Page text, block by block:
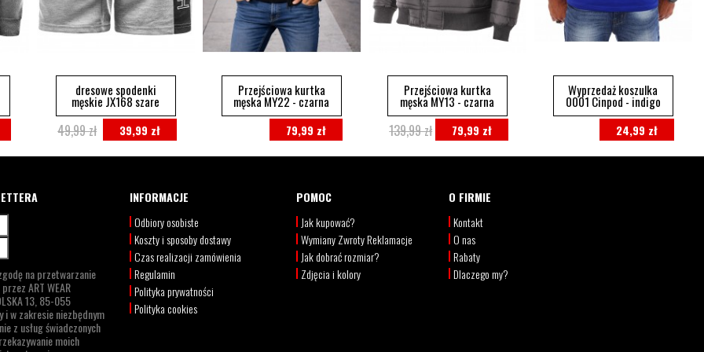
dresowe spodenki
męskie JX168 szare
39,99 zł
49,99 zł
Przejściowa kurtka
męska MY22 - czarna
79,99 zł
Przejściowa kurtka
męska MY13 - czarna
79,99 zł
139,99 zł
Wyprzedaż koszulka
0001 Cinpod - indigo
24,99 zł
na przetwarzanie
przezART WEAR
13, 85-055
i w zakresie niezbędnym
z usług świadczonych
moich
INFORMACJE
Odbiory osobiste
Koszty i sposoby dostawy
Czas realizacji zamówienia
Regulamin
Polityka prywatności
Polityka cookies
POMOC
Jak kupować?
Wymiany Zwroty Reklamacje
Jak dobrać rozmiar?
Zdjęcia i kolory
O FIRMIE
Kontakt
O nas
Rabaty
Dlaczego my?